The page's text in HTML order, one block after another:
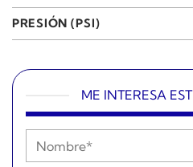
PRESIÓN (PSI)
ME INTERESA